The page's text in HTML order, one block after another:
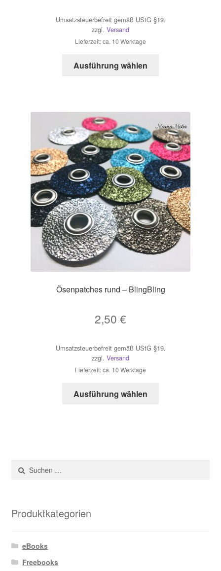
Umsatzsteuerbefreit gemäß UStG §19.
zzgl. Versand
Lieferzeit: ca. 10 Werktage
Ausführung wählen
Varianten
auf.
Die
Optionen
können
auf
der
Produktseite
gewählt
werden
Ösenpatches rund – BlingBling
2,50 €
Umsatzsteuerbefreit gemäß UStG §19.
zzgl. Versand
Lieferzeit: ca. 10 Werktage
Ausführung wählen
Die
Suchen
nach:
Produktkategorien
eBooks
Freebooks